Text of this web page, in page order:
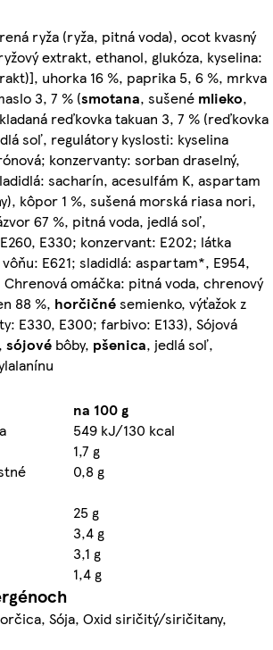
ryža (ryža, pitná voda), ocot kvasný
extrakt, ethanol, glukóza, kyselina:
uhorka 16 %, paprika 5, 6 %, mrkva
3, 7 % (smotana, sušené mlieko,
reďkovka takuan 3, 7 % (reďkovka
soľ, regulátory kyslosti: kyselina
konzervanty: sorban draselný,
sacharín, acesulfám K, aspartam
kôpor 1 %, sušená morská riasa nori,
67 %, pitná voda, jedlá soľ,
E330; konzervant: E202; látka
E621; sladidlá: aspartam*, E954,
Chrenová omáčka: pitná voda, chrenový
88 %, horčičnésemienko, výťažok z
E330, E300; farbivo: E133), Sójová
sójové bôby, pšenica, jedlá soľ,
na 100 g
549 kJ/130 kcal
1,7 g
0,8 g
25 g
3,4 g
3,1 g
1,4 g
Sója, Oxid siričitý/siričitany,